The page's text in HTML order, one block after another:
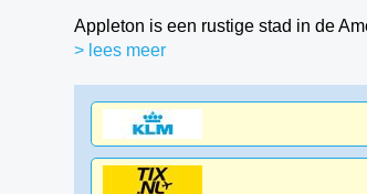
Appleton is een rustige stad in de
> lees meer